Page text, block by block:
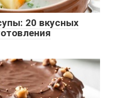
20 вкусных